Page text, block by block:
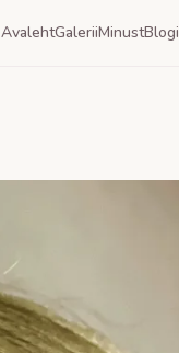
AvalehtGaleriiMinustBlogi